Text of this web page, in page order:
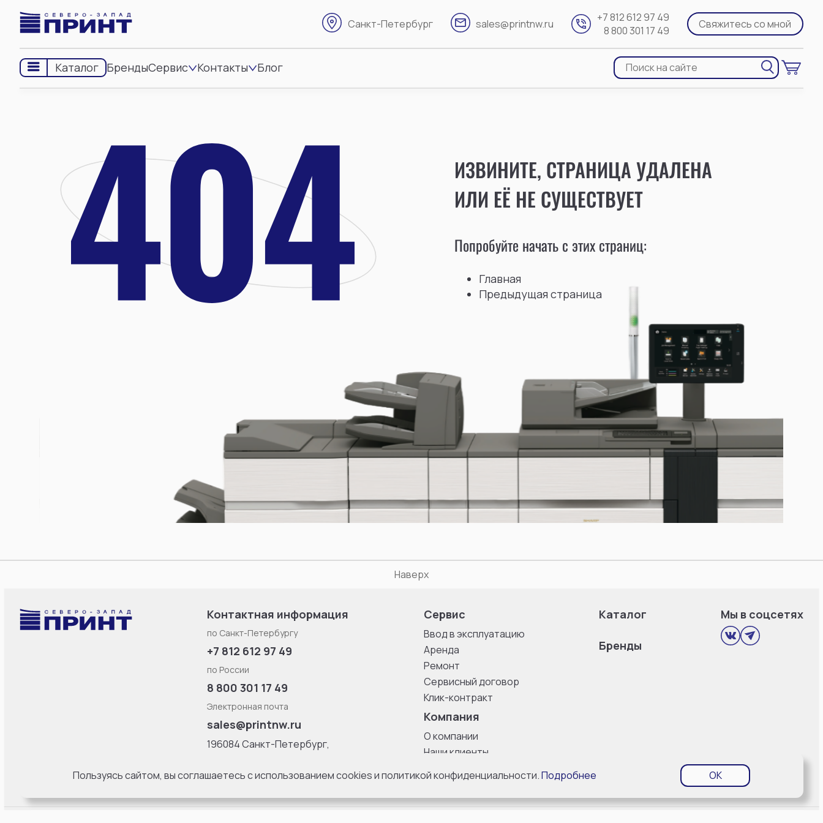
Санкт-Петербург sales@printnw.ru
+7 812 612 97 49
8 800 301 17 49
Свяжитесь со мной
Каталог БрендыСервис Контакты Блог
ИЗВИНИТЕ, СТРАНИЦА УДАЛЕНА
ИЛИ ЕЁ НЕ СУЩЕСТВУЕТ
Попробуйте начать с этих страниц:
Главная
Предыдущая страница
Наверх
Контактная информация
по Санкт-Петербургу
+7 812 612 97 49
по России
8 800 301 17 49
Электронная почта
sales@printnw.ru
196084 Санкт-Петербург,
литерa Б, офис 8 с 10:00 до
Сервис
Ввод в эксплуатацию
Аренда
Ремонт
Сервисный договор
Клик-контракт
Компания
О компании
Наши клиенты
Каталог
Бренды
Мы в соцсетях
Пользуясь сайтом, вы соглашаетесь с использованием cookies и политикой конфиденциальности.Подробнее OK